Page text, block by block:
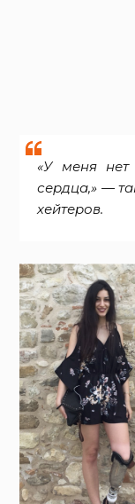
«У меня
сердца,» —
хейтеров.